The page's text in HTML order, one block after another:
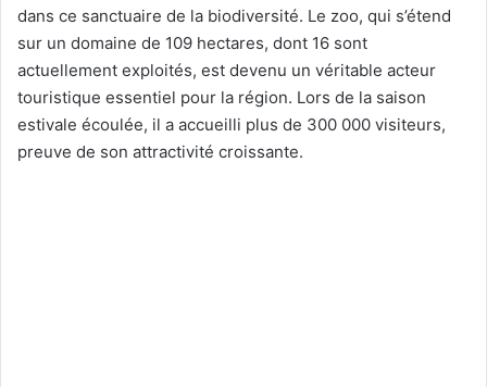
dans ce sanctuaire de la biodiversité. Le zoo, qui s’étend
sur un domaine de 109 hectares, dont 16 sont
actuellement exploités, est devenu un véritable acteur
touristique essentiel pour la région. Lors de la saison
estivale écoulée, il a accueilli plus de 300 000 visiteurs,
preuve de son attractivité croissante.